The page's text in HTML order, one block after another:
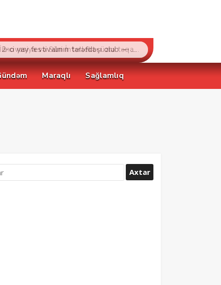
“Bakcell» və Gənclər Fondu «İnnovasiya və Süni İntellekt» üzrə təqaüd proqramının qalibləri ilə görüş keçirib
Maraqlı Sağlamlıq